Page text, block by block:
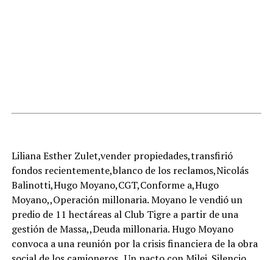
Liliana Esther Zulet,vender propiedades,transfirió
fondos recientemente,blanco de los reclamos,Nicolás
Balinotti,Hugo Moyano,CGT,Conforme a,Hugo
Moyano,,Operación millonaria. Moyano le vendió un
predio de 11 hectáreas al Club Tigre a partir de una
gestión de Massa,,Deuda millonaria. Hugo Moyano
convoca a una reunión por la crisis financiera de la obra